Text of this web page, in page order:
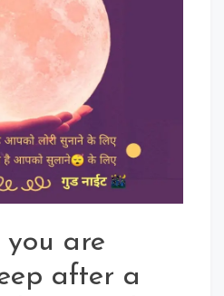
you are
after a